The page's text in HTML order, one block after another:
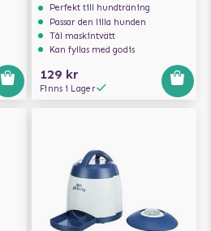
Perfekt till hundträning
Passar den lilla hunden
Tål maskintvätt
Kan fyllas med godis
129 kr
Finns i Lager